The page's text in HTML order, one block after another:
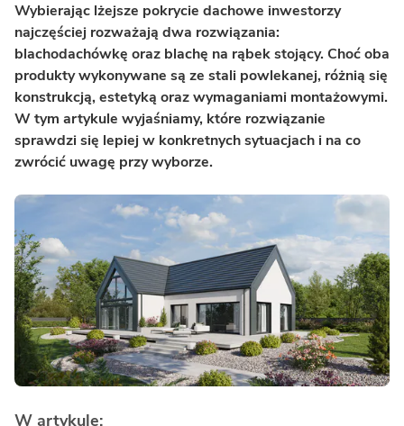
Wybierając lżejsze pokrycie dachowe inwestorzy
najczęściej rozważają dwa rozwiązania:
blachodachówkę oraz blachę na rąbek stojący. Choć oba
produkty wykonywane są ze stali powlekanej, różnią się
konstrukcją, estetyką oraz wymaganiami montażowymi.
W tym artykule wyjaśniamy, które rozwiązanie
sprawdzi się lepiej w konkretnych sytuacjach i na co
zwrócić uwagę przy wyborze.
W artykule: